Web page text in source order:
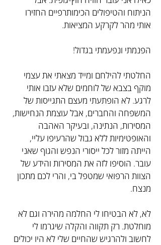
הניתוח והטיפולים הכימותרפיים החזירו
אותי מהר לקרקע המציאות.
הפנמתי ונפעמתי בגדול!
החלטתי להילחם ומייד מצאתי את עצמי
מוקף בצבא של לוחמים שלא עזבו אותי
לרגע. לא הופתעתי מעצם התגייסות של
המשפחה והחברים, אבל עוצמת הנחישות,
המסירות, הנתינה, ובעיקר האהבה
והאופטימיות ללא גבול שהרעיפו עליי,
הייתה מזור לכל ייסורי הנפש והגוף שאני
עובר. הוסיפו לזה את המסירות והידע של
הצוות הרפואי שמטפל בי, והרי לכם מתכון
מנצח.
לא, לא הבטיחו לי החלמה מהירה וגם לא
מוחלטת. רק תקווה והקלה שיגרמו לי
לחשוב ולהרגיש שהחיים שלי לא היו יכולים